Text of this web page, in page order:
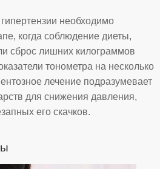
необходимо
когда соблюдение диеты,
сброс лишних килограммов
тонометра на несколько
лечение подразумевает
для снижения давления,
его скачков.